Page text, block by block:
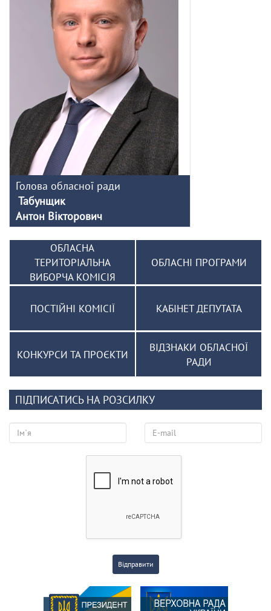
Голова обласної ради
Табунщик
Антон Вікторович
ОБЛАСНА
ТЕРИТОРІАЛЬНА
ВИБОРЧА КОМІСІЯ
ОБЛАСНІ ПРОГРАМИ
ПОСТІЙНІ КОМІСІЇ КАБІНЕТ ДЕПУТАТА
КОНКУРСИ ТА ПРОЄКТИ
ВІДЗНАКИ ОБЛАСНОЇ
РАДИ
ПІДПИСАТИСЬ НА РОЗСИЛКУ
Відправити